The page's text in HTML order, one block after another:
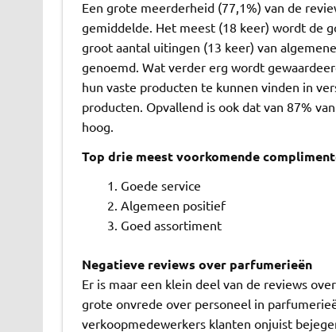
Een grote meerderheid (77,1%) van de
gemiddelde. Het meest (18 keer) wordt de
groot aantal uitingen (13 keer) van
genoemd. Wat verder erg wordt
hun vaste producten te kunnen vinden in
producten. Opvallend is ook dat van 87%
hoog.
Top drie meest voorkomende
Goede service
Algemeen positief
Goed assortiment
Negatieve reviews over parfumerieën
Er is maar een klein deel van de reviews
grote onvrede over personeel in
verkoopmedewerkers klanten onjuist